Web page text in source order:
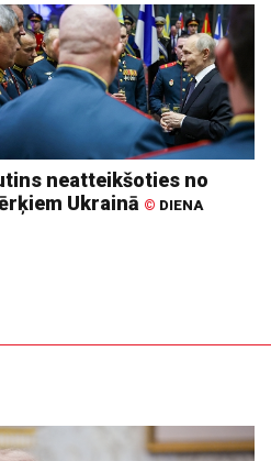
neatteikšoties no
Ukrainā © DIENA